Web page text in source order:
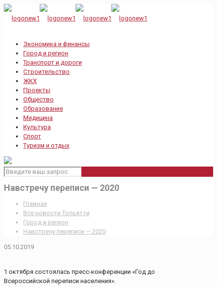
Экономика и финансы
Город и регион
Транспорт и дороги
Строительство
ЖКХ
Проекты
Общество
Образование
Медицина
Культура
Спорт
Туризм и отдых
Навстречу переписи — 2020
Главная
Все новости Тольятти
Город и регион
Навстречу переписи — 2020
05.10.2019
1 октября состоялась пресс-конференции «Год до
Всероссийской переписи населения».